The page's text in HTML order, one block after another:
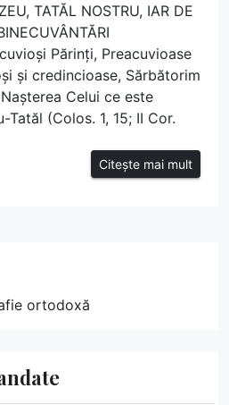
TATĂL NOSTRU, IAR DE
Părinți, Preacuvioase
și credincioase, Sărbătorim
Celui ce este
Tatăl (Colos. 1, 15; II Cor.
Citește mai mult
ortodoxă